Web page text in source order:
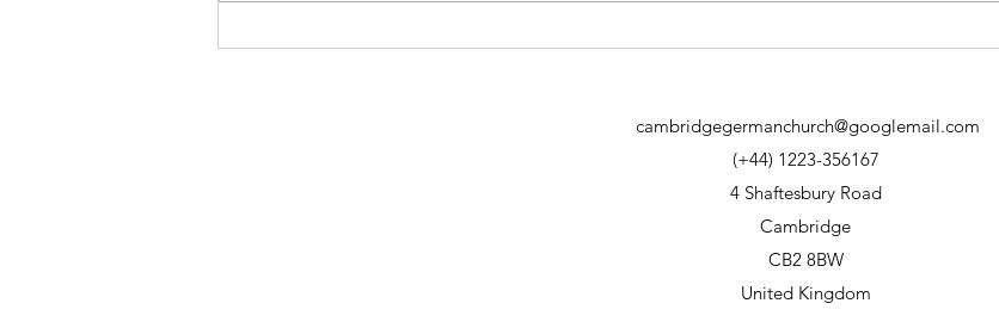
cambridgegermanchurch@googlemail.com
(+44) 1223-356167
4 Shaftesbury Road
Cambridge
CB2 8BW
United Kingdom